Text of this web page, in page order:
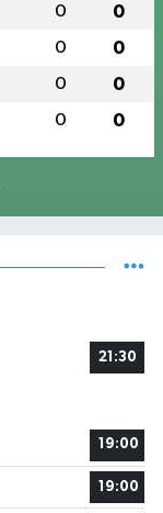
0 0
0 0
0 0
0 0
21:30
19:00
19:00